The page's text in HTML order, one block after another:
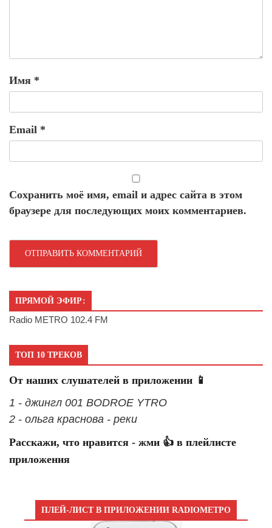
Имя *
Email *
Сохранить моё имя, email и адрес сайта в этом
браузере для последующих моих комментариев.
ПРЯМОЙ ЭФИР:
Radio METRO 102.4 FM
ТОП 10 ТРЕКОВ
От наших слушателей в приложении 📱
1 - джингл 001 BODROE YTRO
2 - ольга краснова - реки
Расскажи, что нравится - жми 👍 в плейлисте
приложения
ПЛЕЙ-ЛИСТ В ПРИЛОЖЕНИИ RADIOМЕТРО